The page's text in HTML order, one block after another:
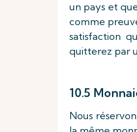
un pays et
comme
satisfaction
quitterez par
10.5
Nous